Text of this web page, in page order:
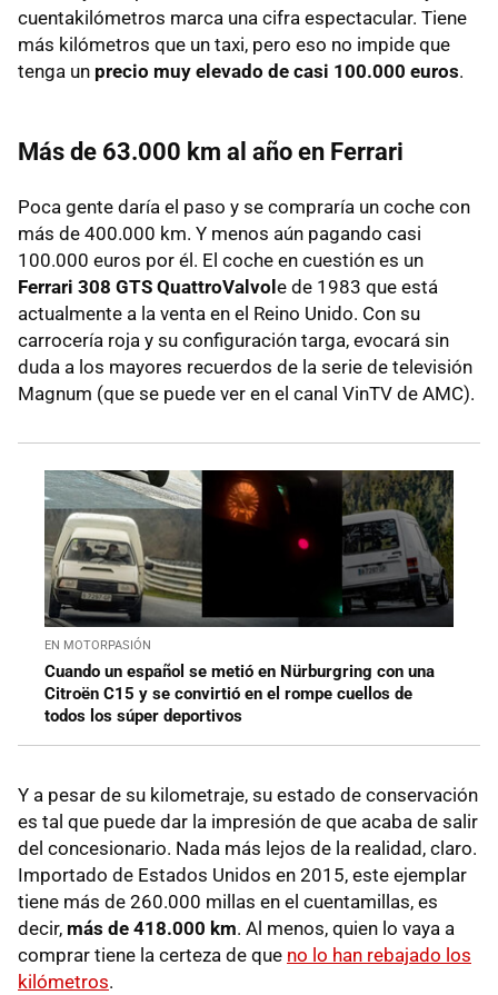
cuentakilómetros marca una cifra espectacular. Tiene
más kilómetros que un taxi, pero eso no impide que
tenga un precio muy elevado de casi 100.000 euros.
Más de 63.000 km al año en Ferrari
Poca gente daría el paso y se compraría un coche con
más de 400.000 km. Y menos aún pagando casi
100.000 euros por él. El coche en cuestión es un
Ferrari 308 GTS QuattroValvol e de 1983 que está
actualmente a la venta en el Reino Unido. Con su
carrocería roja y su configuración targa, evocará sin
duda a los mayores recuerdos de la serie de televisión
Magnum (que se puede ver en el canal VinTV de AMC).
EN MOTORPASIÓN
Cuando un español se metió en Nürburgring con una
Citroën C15 y se convirtió en el rompe cuellos de
todos los súper deportivos
Y a pesar de su kilometraje, su estado de conservación
es tal que puede dar la impresión de que acaba de salir
del concesionario. Nada más lejos de la realidad, claro.
Importado de Estados Unidos en 2015, este ejemplar
tiene más de 260.000 millas en el cuentamillas, es
decir, más de 418.000 km. Al menos, quien lo vaya a
comprar tiene la certeza de que no lo han rebajado los
kilómetros.